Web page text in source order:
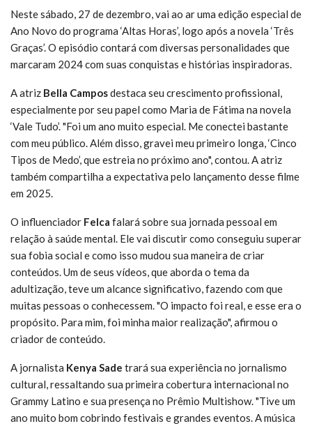
Neste sábado, 27 de dezembro, vai ao ar uma edição especial de
Ano Novo do programa ‘Altas Horas’, logo após a novela ‘Três
Graças’. O episódio contará com diversas personalidades que
marcaram 2024 com suas conquistas e histórias inspiradoras.
A atriz Bella Camposdestaca seu crescimento profissional,
especialmente por seu papel como Maria de Fátima na novela
‘Vale Tudo’. "Foi um ano muito especial. Me conectei bastante
com meu público. Além disso, gravei meu primeiro longa, ‘Cinco
Tipos de Medo’, que estreia no próximo ano", contou. A atriz
também compartilha a expectativa pelo lançamento desse filme
em 2025.
O influenciador Felca falará sobre sua jornada pessoal em
relação à saúde mental. Ele vai discutir como conseguiu superar
sua fobia social e como isso mudou sua maneira de criar
conteúdos. Um de seus vídeos, que aborda o tema da
adultização, teve um alcance significativo, fazendo com que
muitas pessoas o conhecessem. "O impacto foi real, e esse era o
propósito. Para mim, foi minha maior realização", afirmou o
criador de conteúdo.
A jornalista Kenya Sade trará sua experiência no jornalismo
cultural, ressaltando sua primeira cobertura internacional no
Grammy Latino e sua presença no Prêmio Multishow. "Tive um
ano muito bom cobrindo festivais e grandes eventos. A música